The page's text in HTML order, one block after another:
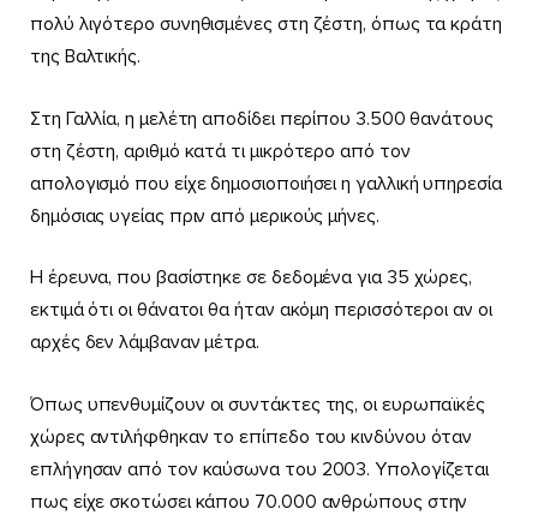
πολύ λιγότερο συνηθισμένες στη ζέστη, όπως τα κράτη
της Βαλτικής.
Στη Γαλλία, η μελέτη αποδίδει περίπου 3.500 θανάτους
στη ζέστη, αριθμό κατά τι μικρότερο από τον
απολογισμό που είχε δημοσιοποιήσει η γαλλική υπηρεσία
δημόσιας υγείας πριν από μερικούς μήνες.
Η έρευνα, που βασίστηκε σε δεδομένα για 35 χώρες,
εκτιμά ότι οι θάνατοι θα ήταν ακόμη περισσότεροι αν οι
αρχές δεν λάμβαναν μέτρα.
Όπως υπενθυμίζουν οι συντάκτες της, οι ευρωπαϊκές
χώρες αντιλήφθηκαν το επίπεδο του κινδύνου όταν
επλήγησαν από τον καύσωνα του 2003. Υπολογίζεται
πως είχε σκοτώσει κάπου 70.000 ανθρώπους στην